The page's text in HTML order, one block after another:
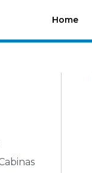
Home